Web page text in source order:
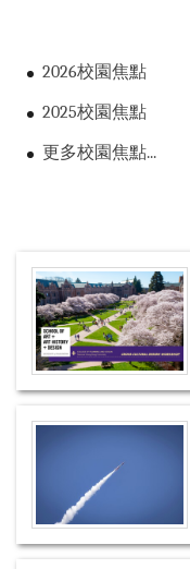
2026校園焦點
2025校園焦點
更多校園焦點...